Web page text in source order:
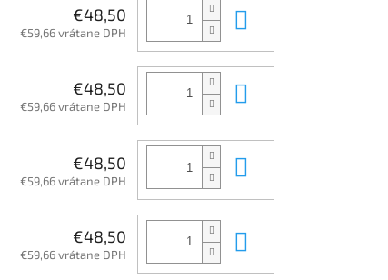
€48,50
€59,66 vrátane DPH
€48,50
€59,66 vrátane DPH
€48,50
€59,66 vrátane DPH
€48,50
€59,66 vrátane DPH